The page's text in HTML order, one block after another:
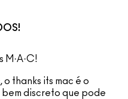
M·A·C!
o thanks its mac é o
bem discreto que pode